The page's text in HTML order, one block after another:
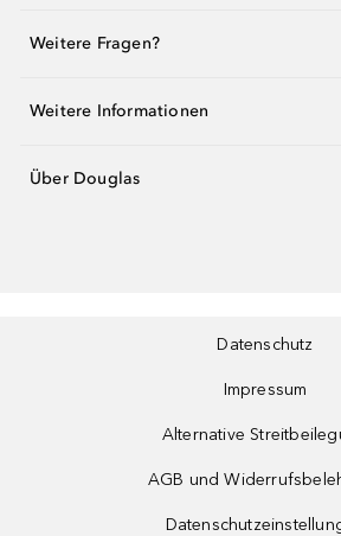
Weitere Fragen?
Weitere Informationen
Über Douglas
Datenschutz
Impressum
Alternative
AGB und